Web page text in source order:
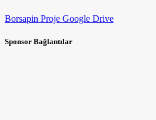
Borsapin Proje Google Drive
Sponsor Bağlantılar